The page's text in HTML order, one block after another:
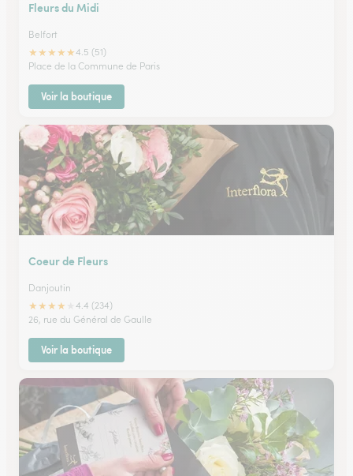
Fleurs du Midi
Belfort
★★★★★4.5 (51)
Place de la Commune de Paris
Voir la boutique
Coeur de Fleurs
Danjoutin
★★★★
4.4 (234)
26, rue du Général de Gaulle
Voir la boutique